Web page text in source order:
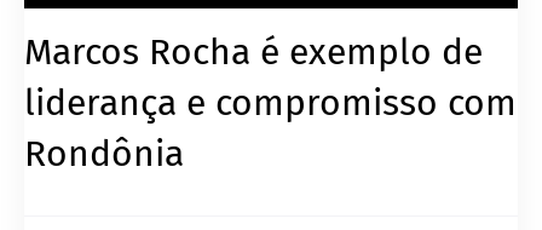
Marcos Rocha é exemplo de
liderança e compromisso com
Rondônia